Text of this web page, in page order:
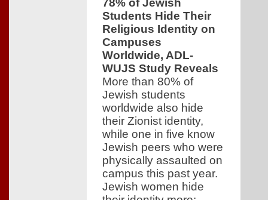
78% of Jewish
Students Hide Their
Religious Identity on
Campuses
Worldwide, ADL-
WUJS Study Reveals
More than 80% of
Jewish students
worldwide also hide
their Zionist identity,
while one in five know
Jewish peers who were
physically assaulted on
campus this past year.
Jewish women hide